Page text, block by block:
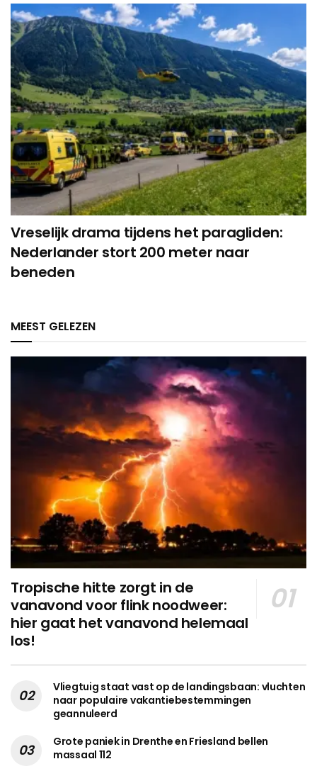
Vreselijk drama tijdens het paragliden:
Nederlander stort 200 meter naar
beneden
MEEST GELEZEN
Tropische hitte zorgt in de
vanavond voor flink noodweer:
hier gaat het vanavond helemaal
los!
Vliegtuig staat vast op de landingsbaan: vluchten
naar populaire vakantiebestemmingen
geannuleerd
Grote paniek in Drenthe en Friesland bellen
massaal 112